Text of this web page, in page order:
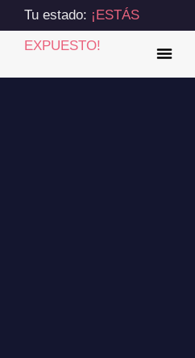
Tu estado: ¡ESTÁS
EXPUESTO!